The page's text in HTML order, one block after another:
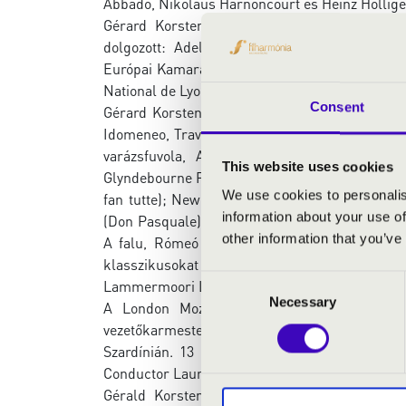
Consent
This website uses cookies
We use cookies to
information about your use
other information that
Consent
Necessary
Gérard Korsten 24 országban több mint
dolgozott: Adelaide Symphony, BBC Skót
Európai Kamarazenekar, Hongkongi
National de Lyon, Skót és Svéd
Gérard Korsten eddigi opera fellépései:
Idomeneo, Traviata, Siegfried), A víg özvegy
varázsfuvola, A csalogány, A
Glyndebourne Festival (Così fan tutte, Albert
fan tutte); New National Theatre, Tokió
(Don Pasquale). A Teatro Lirico di Cagliari-
A falu, Rómeó és Júlia, Schubert Alfonso
klasszikusokat is, mint az Aida, Carmen, A
Lammermoori Lucia, Tosca, Álarcosbál, és
A London Mozart Players, a pretoriai Dél-
vezetőkarmestere volt. 1999 és 2005 között az
Szardínián. 13 évig volt az osztrák
Conductor Laureate (koszorús karmester) címet
Gérald Korsten Arthaus, Figaró házassága